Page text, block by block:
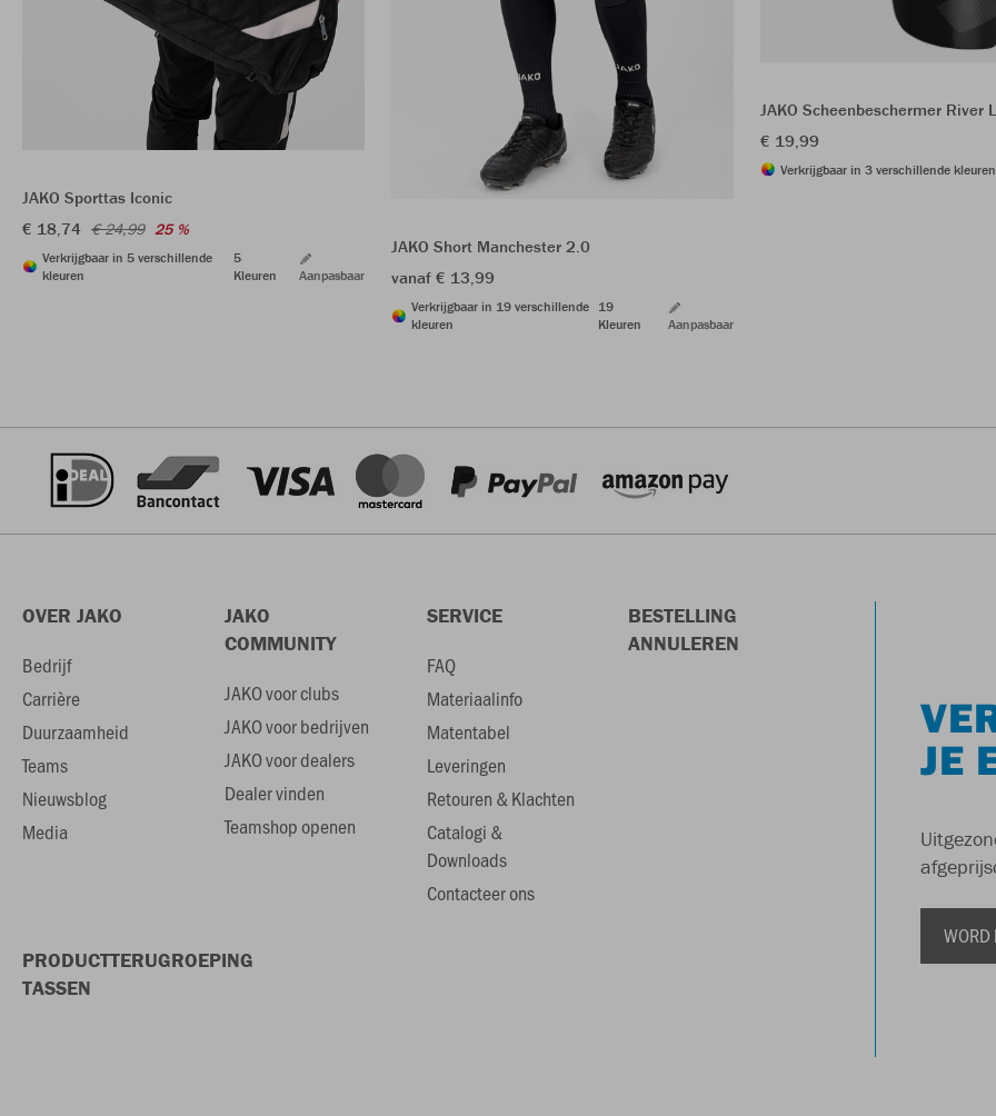
JAKO Sporttas Iconic
€ 18,74 € 24,99 25 %
Verkrijgbaar in 5 verschillende
kleuren
5
Kleuren
Aanpasbaar
JAKO Short Manchester 2.0
vanaf € 13,99
Verkrijgbaar in 19 verschillende
kleuren
19
Kleuren
Aanpasbaar
JAKO Scheenbeschermer River
€ 19,99
Verkrijgbaar in 3 verschillende kleuren
OVER JAKO
Bedrijf
Carrière
Duurzaamheid
Teams
Nieuwsblog
Media
JAKO
COMMUNITY
JAKO voor clubs
JAKO voor bedrijven
JAKO voor dealers
Dealer vinden
Teamshop openen
SERVICE
FAQ
Materiaalinfo
Matentabel
Leveringen
Retouren & Klachten
Catalogi &
Downloads
Contacteer ons
BESTELLING
ANNULEREN
PRODUCTTERUGROEPING
TASSEN
JE